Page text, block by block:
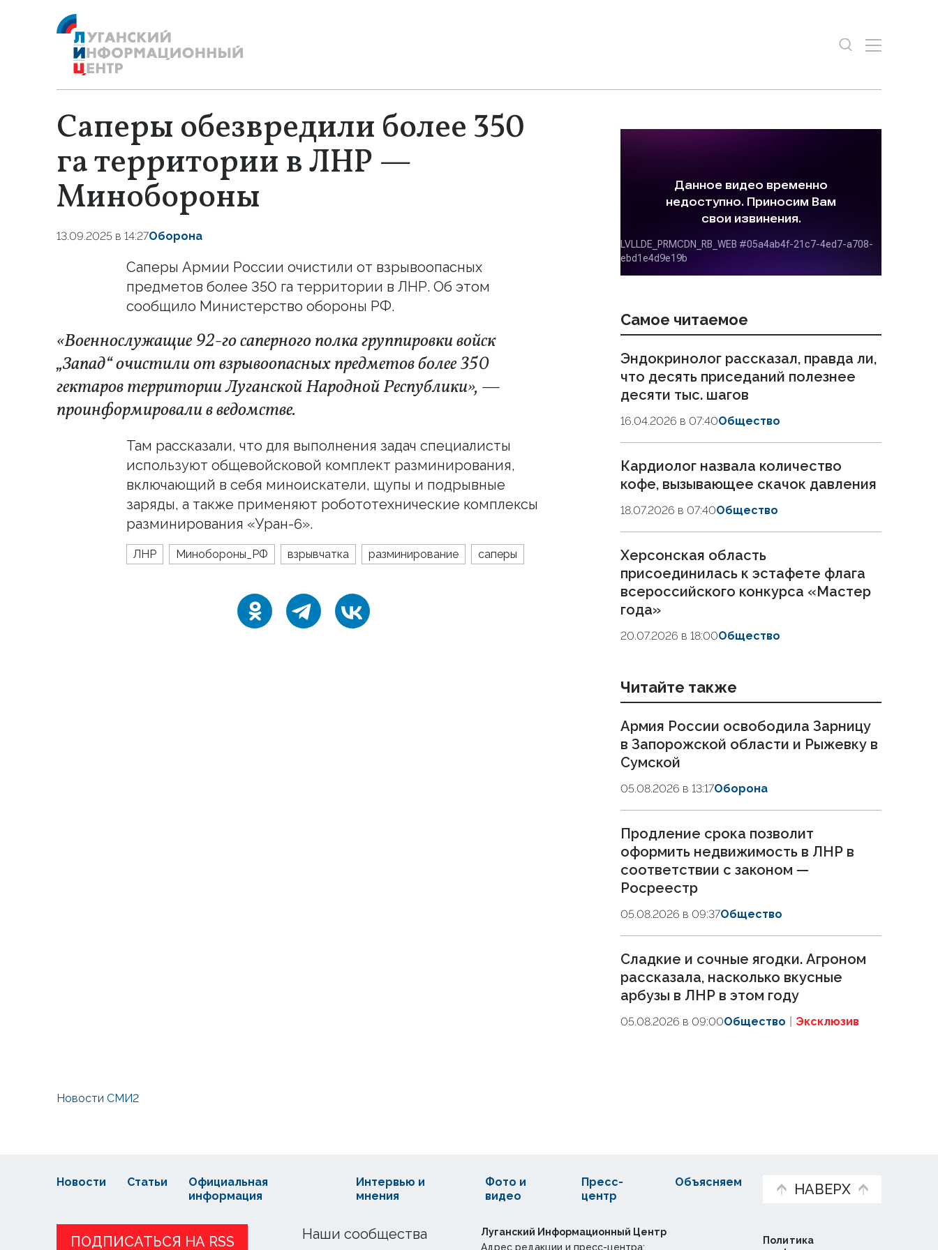
Саперы обезвредили более 350
га территории в ЛНР —
Минобороны
13.09.2025 в 14:27Оборона
Саперы Армии России очистили от взрывоопасных
предметов более 350 га территории в ЛНР. Об этом
сообщило Министерство обороны РФ.
«Военнослужащие 92-го саперного полка группировки войск
„Запад“ очистили от взрывоопасных предметов более 350
гектаров территории Луганской Народной Республики», —
проинформировали в ведомстве.
Там рассказали, что для выполнения задач специалисты
используют общевойсковой комплект разминирования,
включающий в себя миноискатели, щупы и подрывные
заряды, а также применяют робототехнические комплексы
разминирования «Уран-6».
ЛНР Минобороны_РФ взрывчатка разминирование саперы
Самое читаемое
Эндокринолог рассказал, правда ли,
что десять приседаний полезнее
десяти тыс. шагов
16.04.2026 в 07:40Общество
Кардиолог назвала количество
кофе, вызывающее скачок давления
18.07.2026 в 07:40Общество
Херсонская область
присоединилась к эстафете флага
всероссийского конкурса «Мастер
года»
20.07.2026 в 18:00Общество
Читайте также
Армия России освободила Зарницу
в Запорожской области и Рыжевку в
Сумской
05.08.2026 в 13:17Оборона
Продление срока позволит
оформить недвижимость в ЛНР в
соответствии с законом —
Росреестр
05.08.2026 в 09:37Общество
Сладкие и сочные ягодки. Агроном
рассказала, насколько вкусные
арбузы в ЛНР в этом году
05.08.2026 в 09:00Общество Эксклюзив
Новости СМИ2
НАВЕРХ
Наши сообщества
ПОДПИСАТЬСЯ НА RSS
Новости Статьи
Официальная
информация
Интервью и
мнения
Фото и
видео
Пресс-
центр
Объясняем
Политика
Луганский Информационный Центр
Адрес редакции и пресс-центра: